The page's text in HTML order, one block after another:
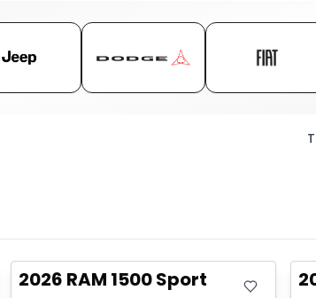
En stock
2026 RAM 1500 Sport